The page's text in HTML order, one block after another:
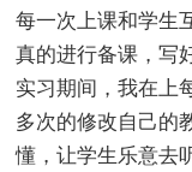
每一次上课和学生
真的进行备课，写
实习期间，我在上
多次的修改自己的
懂，让学生乐意去